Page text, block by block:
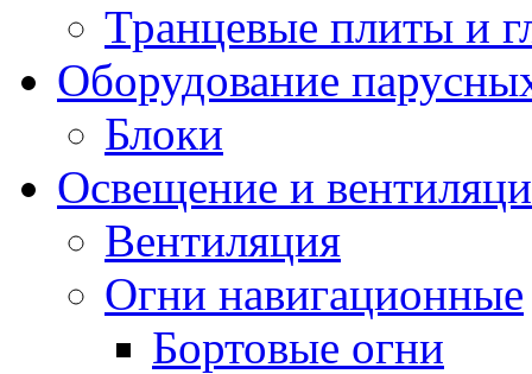
Транцевые плиты и
Оборудование
Блоки
Освещение и
Вентиляция
Огни навигационные
Бортовые огни